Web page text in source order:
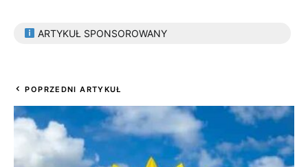
ARTYKUŁ SPONSOROWANY
POPRZEDNI ARTYKUŁ